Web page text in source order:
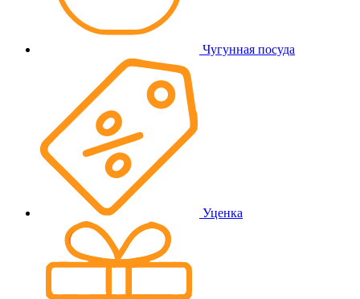
Чугунная посуда
Уценка